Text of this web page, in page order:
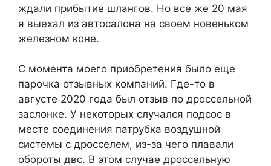
ждали прибытие шлангов. Но все же 20 мая
я выехал из автосалона на своем новеньком
железном коне.
С момента моего приобретения было еще
парочка отзывных компаний. Где-то в
августе 2020 года был отзыв по дроссельной
заслонке. У некоторых случался подсос в
месте соединения патрубка воздушной
системы с дросселем, из-за чего плавали
обороты двс. В этом случае дроссельную